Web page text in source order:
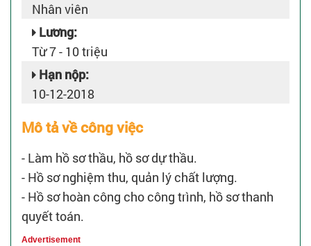
Nhân viên
Lương:
Từ 7 - 10 triệu
Hạn nộp:
10-12-2018
Mô tả về công việc
- Làm hồ sơ thầu, hồ sơ dự thầu.
- Hồ sơ nghiệm thu, quản lý chất lượng.
- Hồ sơ hoàn công cho công trình, hồ sơ thanh
quyết toán.
Advertisement